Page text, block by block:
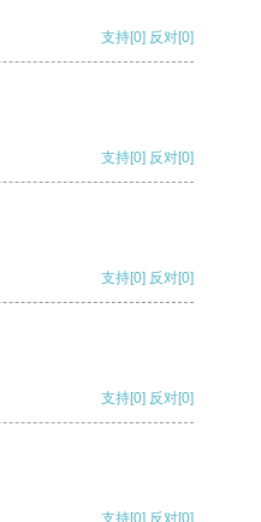
支持[0] 反对[0]
支持[0] 反对[0]
支持[0] 反对[0]
支持[0] 反对[0]
支持[0] 反对[0]